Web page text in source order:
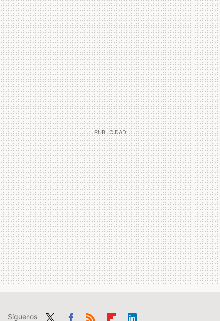
Síguenos